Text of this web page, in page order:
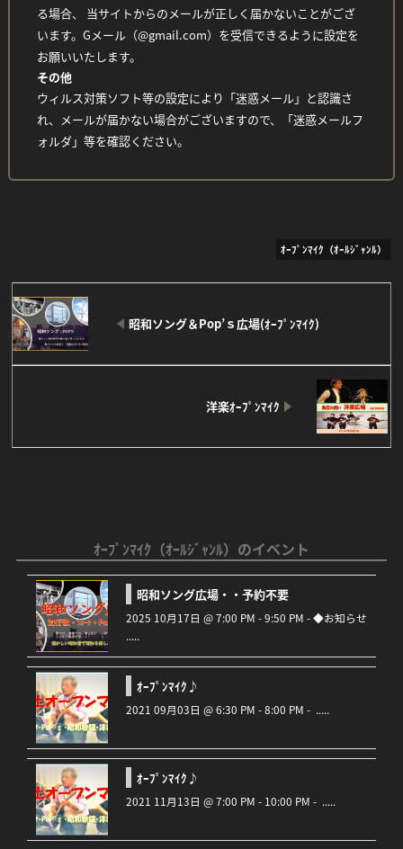
る場合、 当サイトからのメールが正しく届かないことがござ
います。Gメール（@gmail.com）を受信できるように設定を
お願いいたします。
その他
ウィルス対策ソフト等の設定により「迷惑メール」と認識さ
れ、メールが届かない場合がございますので、「迷惑メールフ
ォルダ」等を確認ください。
Facebook
Twitter
Line
ｵｰﾌﾟﾝﾏｲｸ（ｵｰﾙｼﾞｬﾝﾙ）
昭和ソング＆Pop’ｓ広場(ｵｰﾌﾟﾝﾏｲｸ)
洋楽ｵｰﾌﾟﾝﾏｲｸ
ｵｰﾌﾟﾝﾏｲｸ（ｵｰﾙｼﾞｬﾝﾙ）のイベント
昭和ソング広場・・予約不要
2025 10月17日 @ 7:00 PM - 9:50 PM - ◆お知らせ
.....
ｵｰﾌﾟﾝﾏｲｸ♪
2021 09月03日 @ 6:30 PM - 8:00 PM - .....
ｵｰﾌﾟﾝﾏｲｸ♪
2021 11月13日 @ 7:00 PM - 10:00 PM - .....